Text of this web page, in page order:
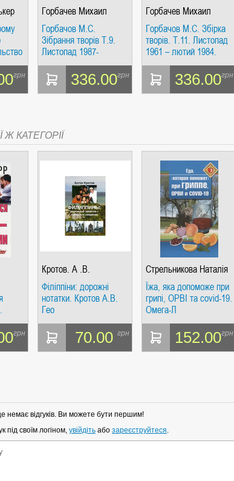
СЦЕНАРІЯХ). АНТОНІНА ШЕВЧУК. МАНДРІВЕЦЬ
світ
грн
Горбачев Михаил
Сергеевич
Горбачов М.С.
Зібрання творів Т.9.
Листопад 1987-
березень 1988. Весь
світ
336.00грн
Горбачев Михаил
Сергеевич
Горбачов М.С. Збірка
творів. Т.11. Листопад
1961 – лютий 1984.
Весь Світ
336.00грн
Ж КАТЕГОРІЇ
грн
Кротов. А .В.
Філіппіни: дорожні
нотатки. Кротов А.В.
Гео
70.00 грн
Стрельникова Наталія
Їжа, яка допоможе при
грипі, ОРВІ та covid-19.
Омега-Л
152.00грн
немає відгуків. Ви можете бути першим!
під своїм логіном, увійдіть або зареєструйтеся.